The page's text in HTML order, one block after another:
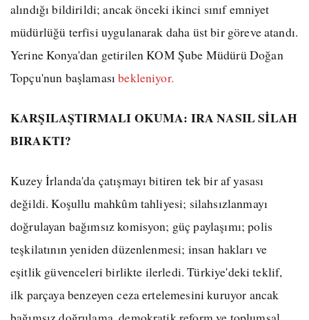
alındığı bildirildi; ancak önceki ikinci sınıf emniyet
müdürlüğü terfisi uygulanarak daha üst bir göreve atandı.
Yerine Konya'dan getirilen KOM Şube Müdürü Doğan
Topçu'nun başlamasıbekleniyor.
KARŞILAŞTIRMALI OKUMA: IRA NASIL SİLAH
BIRAKTI?
Kuzey İrlanda'da çatışmayı bitiren tek bir af yasası
değildi. Koşullu mahkûm tahliyesi; silahsızlanmayı
doğrulayan bağımsız komisyon; güç paylaşımı; polis
teşkilatının yeniden düzenlenmesi; insan hakları ve
eşitlik güvenceleri birlikte ilerledi. Türkiye'deki teklif,
ilk parçaya benzeyen ceza ertelemesini kuruyor ancak